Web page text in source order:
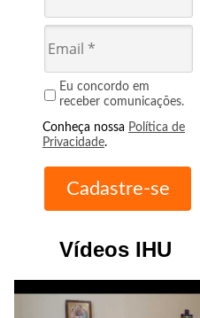
Eu concordo em
receber comunicações.
Conheça nossa Política de
Privacidade.
Vídeos IHU